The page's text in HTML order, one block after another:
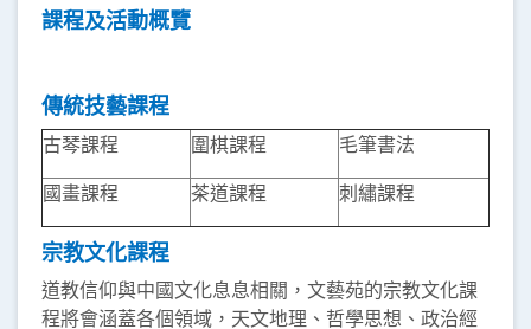
課程及活動概覽
傳統技藝課程
古琴課程 圍棋課程
毛筆書法
國畫課程
茶道課程 刺繡課程
宗教文化課程
道教信仰與中國文化息息相關，文藝苑的宗教文化課
程將會涵蓋各個領域，天文地理、哲學思想、政治經